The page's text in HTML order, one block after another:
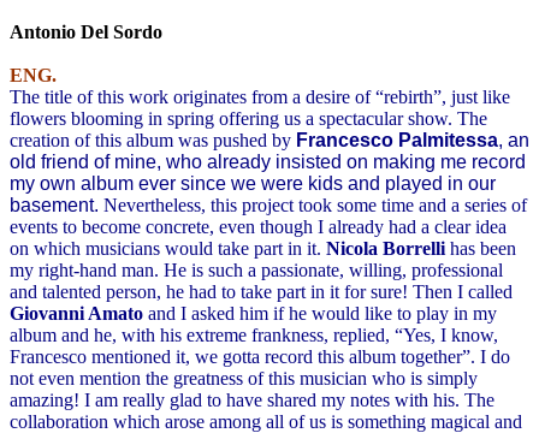
Antonio Del Sordo
ENG.
The title of this work originates from a desire of “rebirth”, just like
flowers blooming in spring offering us a spectacular show. The
creation of this album was pushed by Francesco Palmitessa, an
old friend of mine, who already insisted on making me record
my own album ever since we were kids and played in our
basement. Nevertheless, this project took some time and a series of
events to become concrete, even though I already had a clear idea
on which musicians would take part in it. Nicola Borrelli has been
my right-hand man. He is such a passionate, willing, professional
and talented person, he had to take part in it for sure! Then I called
Giovanni Amato and I asked him if he would like to play in my
album and he, with his extreme frankness, replied, “Yes, I know,
Francesco mentioned it, we gotta record this album together”. I do
not even mention the greatness of this musician who is simply
amazing! I am really glad to have shared my notes with his. The
collaboration which arose among all of us is something magical and